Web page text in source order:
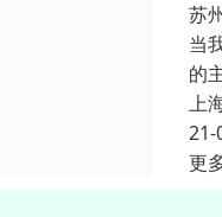
苏
当
的
上
21-
更